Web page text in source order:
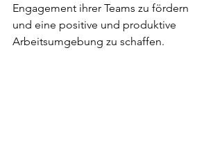
Engagement ihrer Teams zu fördern
und eine positive und produktive
Arbeitsumgebung zu schaffen.